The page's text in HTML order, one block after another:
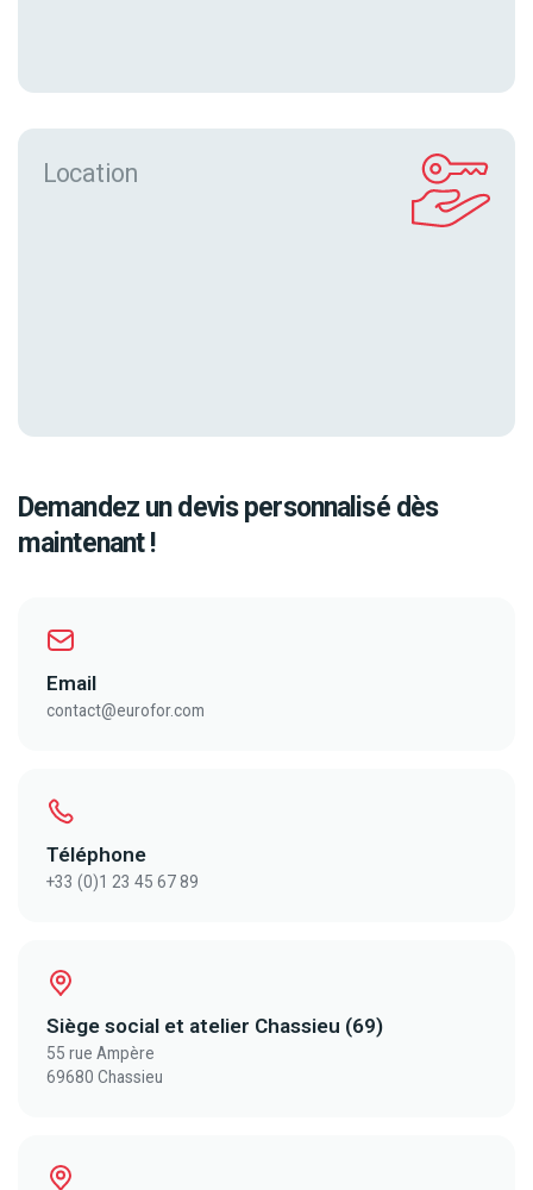
Location
Demandez un devis personnalisé dès
maintenant !
Email
contact@eurofor.com
Téléphone
+33 (0)1 23 45 67 89
Siège social et atelier Chassieu (69)
55 rue Ampère
69680 Chassieu